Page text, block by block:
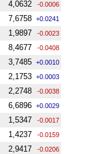
4,0632 -0.0006
7,6758 +0.0241
1,9897 -0.0023
8,4677 -0.0408
3,7485 +0.0010
2,1753 +0.0003
2,2748 -0.0038
6,6896 +0.0029
1,5347 -0.0017
1,4237 -0.0159
2,9417 -0.0206